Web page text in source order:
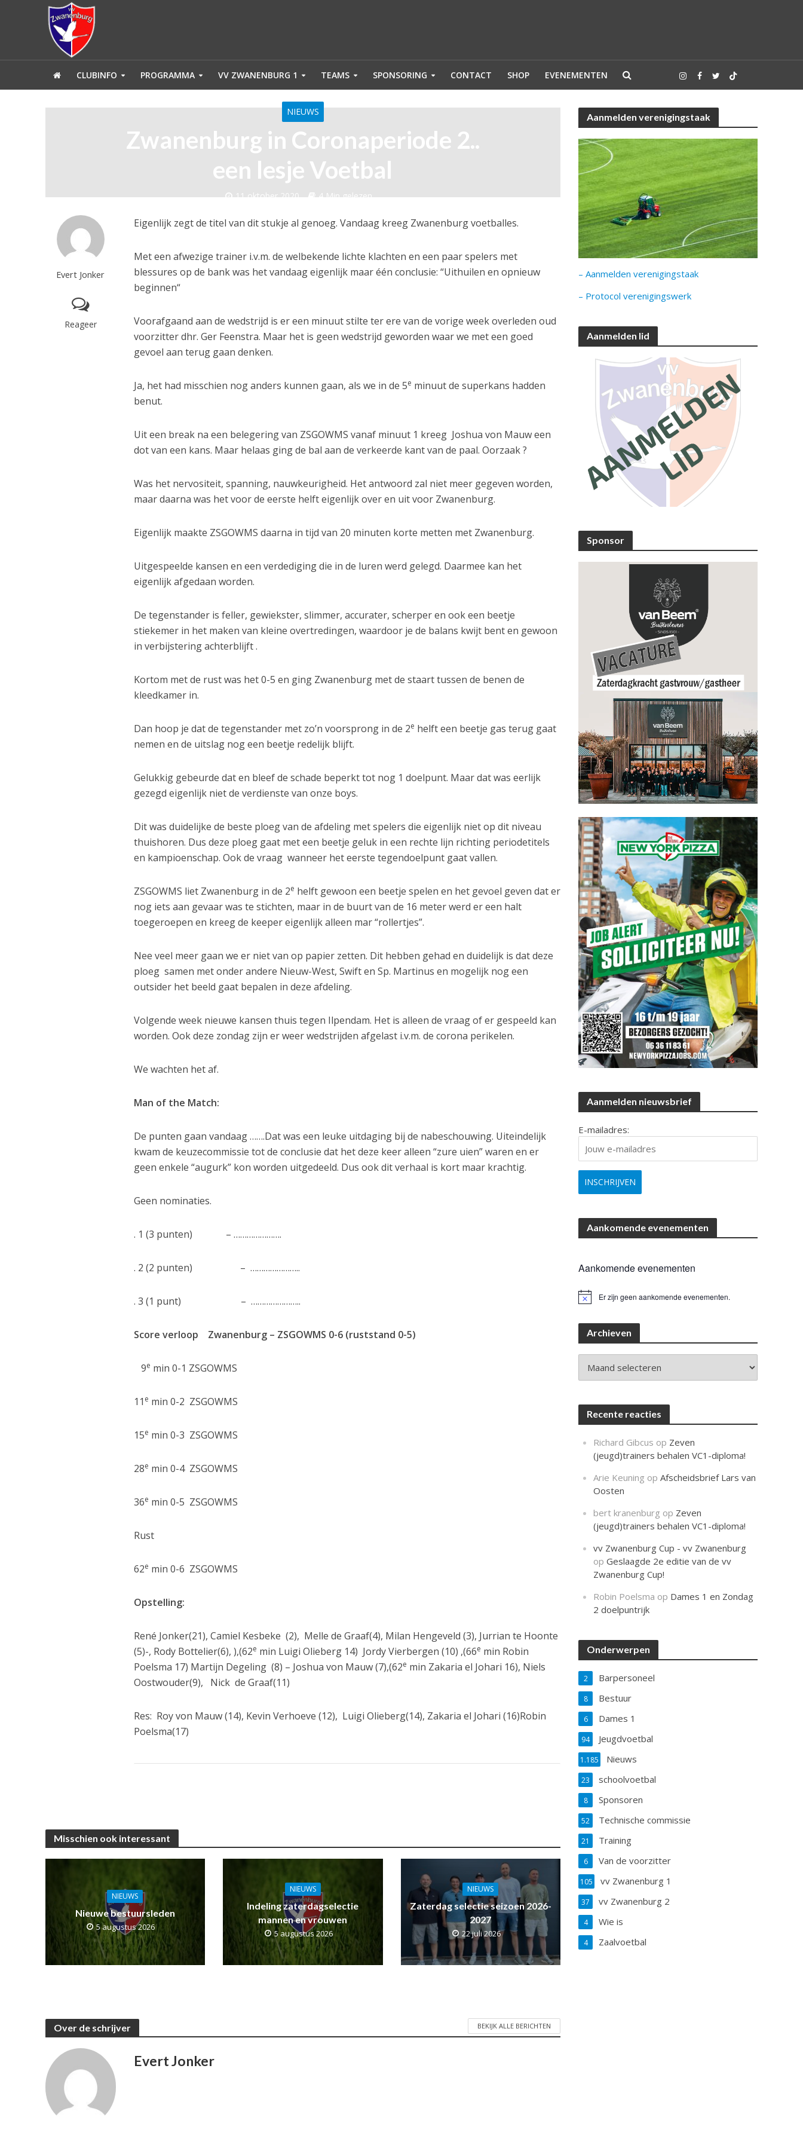
CLUBINFO PROGRAMMA VV ZWANENBURG 1 TEAMS SPONSORING CONTACT SHOP EVENEMENTEN
NIEUWS
Zwanenburg in Coronaperiode 2..
een lesje Voetbal
11 oktober 2020 4 Min gelezen
Evert Jonker
Reageer
Eigenlijk zegt de titel van dit stukje al genoeg. Vandaag kreeg Zwanenburg voetballes.
Met een afwezige trainer i.v.m. de welbekende lichte klachten en een paar spelers met
blessures op de bank was het vandaag eigenlijk maar één conclusie: “Uithuilen en opnieuw
beginnen“
Voorafgaand aan de wedstrijd is er een minuut stilte ter ere van de vorige week overleden oud
voorzitter dhr. Ger Feenstra. Maar het is geen wedstrijd geworden waar we met een goed
gevoel aan terug gaan denken.
Ja, het had misschien nog anders kunnen gaan, als we in de 5e minuut de superkans hadden
benut.
Uit een break na een belegering van ZSGOWMS vanaf minuut 1 kreeg Joshua von Mauw een
dot van een kans. Maar helaas ging de bal aan de verkeerde kant van de paal. Oorzaak ?
Was het nervositeit, spanning, nauwkeurigheid. Het antwoord zal niet meer gegeven worden,
maar daarna was het voor de eerste helft eigenlijk over en uit voor Zwanenburg.
Eigenlijk maakte ZSGOWMS daarna in tijd van 20 minuten korte metten met Zwanenburg.
Uitgespeelde kansen en een verdediging die in de luren werd gelegd. Daarmee kan het
eigenlijk afgedaan worden.
De tegenstander is feller, gewiekster, slimmer, accurater, scherper en ook een beetje
stiekemer in het maken van kleine overtredingen, waardoor je de balans kwijt bent en gewoon
in verbijstering achterblijft .
Kortom met de rust was het 0-5 en ging Zwanenburg met de staart tussen de benen de
kleedkamer in.
Dan hoop je dat de tegenstander met zo’n voorsprong in de 2e helft een beetje gas terug gaat
nemen en de uitslag nog een beetje redelijk blijft.
Gelukkig gebeurde dat en bleef de schade beperkt tot nog 1 doelpunt. Maar dat was eerlijk
gezegd eigenlijk niet de verdienste van onze boys.
Dit was duidelijke de beste ploeg van de afdeling met spelers die eigenlijk niet op dit niveau
thuishoren. Dus deze ploeg gaat met een beetje geluk in een rechte lijn richting periodetitels
en kampioenschap. Ook de vraag wanneer het eerste tegendoelpunt gaat vallen.
ZSGOWMS liet Zwanenburg in de 2e helft gewoon een beetje spelen en het gevoel geven dat er
nog iets aan gevaar was te stichten, maar in de buurt van de 16 meter werd er een halt
toegeroepen en kreeg de keeper eigenlijk alleen mar “rollertjes”.
Nee veel meer gaan we er niet van op papier zetten. Dit hebben gehad en duidelijk is dat deze
ploeg samen met onder andere Nieuw-West, Swift en Sp. Martinus en mogelijk nog een
outsider het beeld gaat bepalen in deze afdeling.
Volgende week nieuwe kansen thuis tegen Ilpendam. Het is alleen de vraag of er gespeeld kan
worden. Ook deze zondag zijn er weer wedstrijden afgelast i.v.m. de corona perikelen.
We wachten het af.
Man of the Match:
De punten gaan vandaag …….Dat was een leuke uitdaging bij de nabeschouwing. Uiteindelijk
kwam de keuzecommissie tot de conclusie dat het deze keer alleen “zure uien” waren en er
geen enkele “augurk” kon worden uitgedeeld. Dus ook dit verhaal is kort maar krachtig.
Geen nominaties.
. 1 (3 punten) – ………………….
. 2 (2 punten) – …………………..
. 3 (1 punt) – …………………..
Score verloop Zwanenburg – ZSGOWMS 0-6 (ruststand 0-5)
9e min 0-1 ZSGOWMS
11 e min 0-2 ZSGOWMS
15e min 0-3 ZSGOWMS
28e min 0-4 ZSGOWMS
36e min 0-5 ZSGOWMS
Rust
62e min 0-6 ZSGOWMS
Opstelling:
René Jonker(21), Camiel Kesbeke (2), Melle de Graaf(4), Milan Hengeveld (3), Jurrian te Hoonte
(5)-, Rody Bottelier(6), ),(62e min Luigi Olieberg 14) Jordy Vierbergen (10) ,(66e min Robin
Poelsma 17) Martijn Degeling (8) – Joshua von Mauw (7),(62e min Zakaria el Johari 16), Niels
Oostwouder(9), Nick de Graaf(11)
Res: Roy von Mauw (14), Kevin Verhoeve (12), Luigi Olieberg(14), Zakaria el Johari (16)Robin
Poelsma(17)
Misschien ook interessant
NIEUWS
Nieuwe bestuursleden
5 augustus 2026
NIEUWS
Indeling zaterdagselectie
mannen en vrouwen
5 augustus 2026
NIEUWS
Zaterdag selectie seizoen 2026-
2027
22 juli 2026
Over de schrijver BEKIJK ALLE BERICHTEN
Evert Jonker
Aanmelden verenigingstaak
– Aanmelden verenigingstaak
– Protocol verenigingswerk
Aanmelden lid
Sponsor
Aanmelden nieuwsbrief
E-mailadres:
Aankomende evenementen
Aankomende evenementen
B
t
Er zijn geen aankomende evenementen.
Archieven
Recente reacties
Richard Gibcus op Zeven
(jeugd)trainers behalen VC1-diploma!
Arie Keuning opAfscheidsbrief Lars van
Oosten
bert kranenburg op Zeven
(jeugd)trainers behalen VC1-diploma!
vv Zwanenburg Cup - vv Zwanenburg
opGeslaagde 2e editie van de vv
Zwanenburg Cup!
Robin Poelsma op Dames 1 en Zondag
2 doelpuntrijk
Onderwerpen
Barpersoneel
2
Bestuur
8
Dames 1
6
Jeugdvoetbal
94
Nieuws
1.185
schoolvoetbal
23
Sponsoren
8
Technische commissie
52
Training
21
Van de voorzitter
6
vv Zwanenburg 1
105
vv Zwanenburg 2
37
Wie is
4
Zaalvoetbal
4